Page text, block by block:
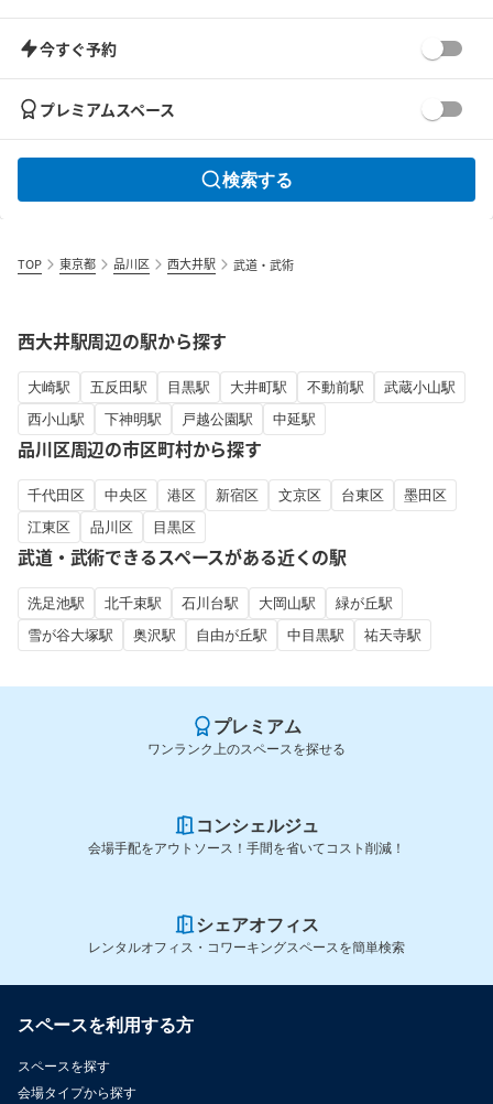
今すぐ予約
プレミアムスペース
検索する
TOP 東京都 品川区 西大井駅 武道・武術
西大井駅周辺の駅から探す
大崎駅 五反田駅 目黒駅 大井町駅 不動前駅
武蔵小山駅
西小山駅
下神明駅 戸越公園駅 中延駅
品川区周辺の市区町村から探す
千代田区 中央区 港区 新宿区 文京区 台東区
墨田区
江東区
品川区 目黒区
武道・武術できるスペースがある近くの駅
洗足池駅 北千束駅 石川台駅 大岡山駅
緑が丘駅
雪が谷大塚駅
奥沢駅 自由が丘駅 中目黒駅 祐天寺駅
プレミアム
ワンランク上のスペースを探せる
コンシェルジュ
会場手配をアウトソース！手間を省いてコスト削減！
シェアオフィス
レンタルオフィス・コワーキングスペースを簡単検索
スペースを利用する方
スペースを探す
会場タイプから探す